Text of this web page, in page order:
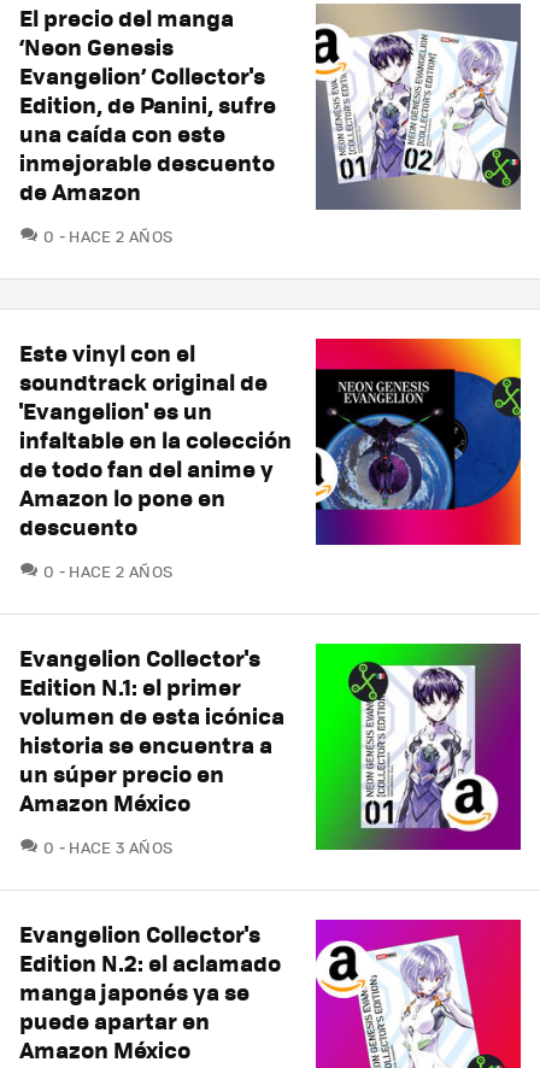
El precio del manga
‘Neon Genesis
Evangelion’ Collector's
Edition, de Panini, sufre
una caída con este
inmejorable descuento
de Amazon
0 COMENTARIOS
HACE 2 AÑOS
Este vinyl con el
soundtrack original de
'Evangelion' es un
infaltable en la colección
de todo fan del anime y
Amazon lo pone en
descuento
0 COMENTARIOS
HACE 2 AÑOS
Evangelion Collector's
Edition N.1: el primer
volumen de esta icónica
historia se encuentra a
un súper precio en
Amazon México
0 COMENTARIOS
HACE 3 AÑOS
Evangelion Collector's
Edition N.2: el aclamado
manga japonés ya se
puede apartar en
Amazon México